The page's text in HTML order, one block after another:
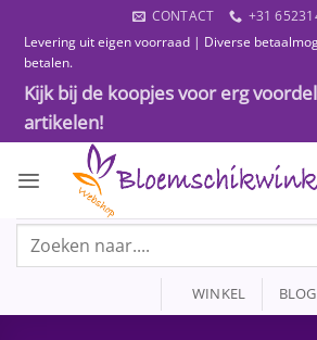
naar
inhoud
CONTACT
+31
Levering uit eigen voorraad | Diverse
betalen.
Kijk bij de koopjes voor erg
artikelen!
Zoeken
WINKEL BLOG